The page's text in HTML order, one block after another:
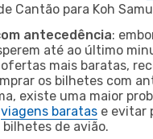
Cantão para Koh
antecedência:
até ao último
mais baratas,
os bilhetes com
existe uma maior
viagens baratas e evitar
bilhetes de avião.